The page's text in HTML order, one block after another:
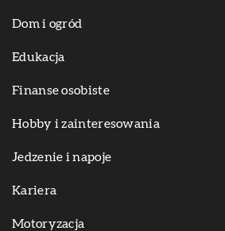
Dom i ogród
Edukacja
Finanse osobiste
Hobby i zainteresowania
Jedzenie i napoje
Kariera
Motoryzacja